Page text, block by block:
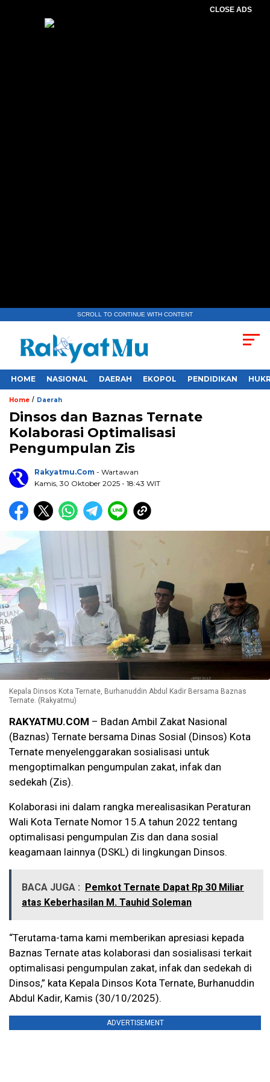
CLOSE ADS
SCROLL TO CONTINUE WITH CONTENT
HOME NASIONAL DAERAH EKOPOL PENDIDIKAN
Home / Daerah
Dinsos dan Baznas Ternate
Kolaborasi Optimalisasi
Pengumpulan Zis
Rakyatmu.com - Wartawan
Kamis, 30 Oktober 2025 - 18:43 WIT
Kepala Dinsos Kota Ternate, Burhanuddin Abdul Kadir Bersama Baznas
Ternate. (Rakyatmu)
RAKYATMU.COM – Badan Ambil Zakat Nasional
(Baznas) Ternate bersama Dinas Sosial (Dinsos) Kota
Ternate menyelenggarakan sosialisasi untuk
mengoptimalkan pengumpulan zakat, infak dan
sedekah (Zis).
Kolaborasi ini dalam rangka merealisasikan Peraturan
Wali Kota Ternate Nomor 15.A tahun 2022 tentang
optimalisasi pengumpulan Zis dan dana sosial
keagamaan lainnya (DSKL) di lingkungan Dinsos.
BACA JUGA : Pemkot Ternate Dapat Rp 30 Miliar
atas Keberhasilan M. Tauhid Soleman
“Terutama-tama kami memberikan apresiasi kepada
Baznas Ternate atas kolaborasi dan sosialisasi terkait
optimalisasi pengumpulan zakat, infak dan sedekah di
Dinsos,” kata Kepala Dinsos Kota Ternate, Burhanuddin
Abdul Kadir, Kamis (30/10/2025).
ADVERTISEMENT